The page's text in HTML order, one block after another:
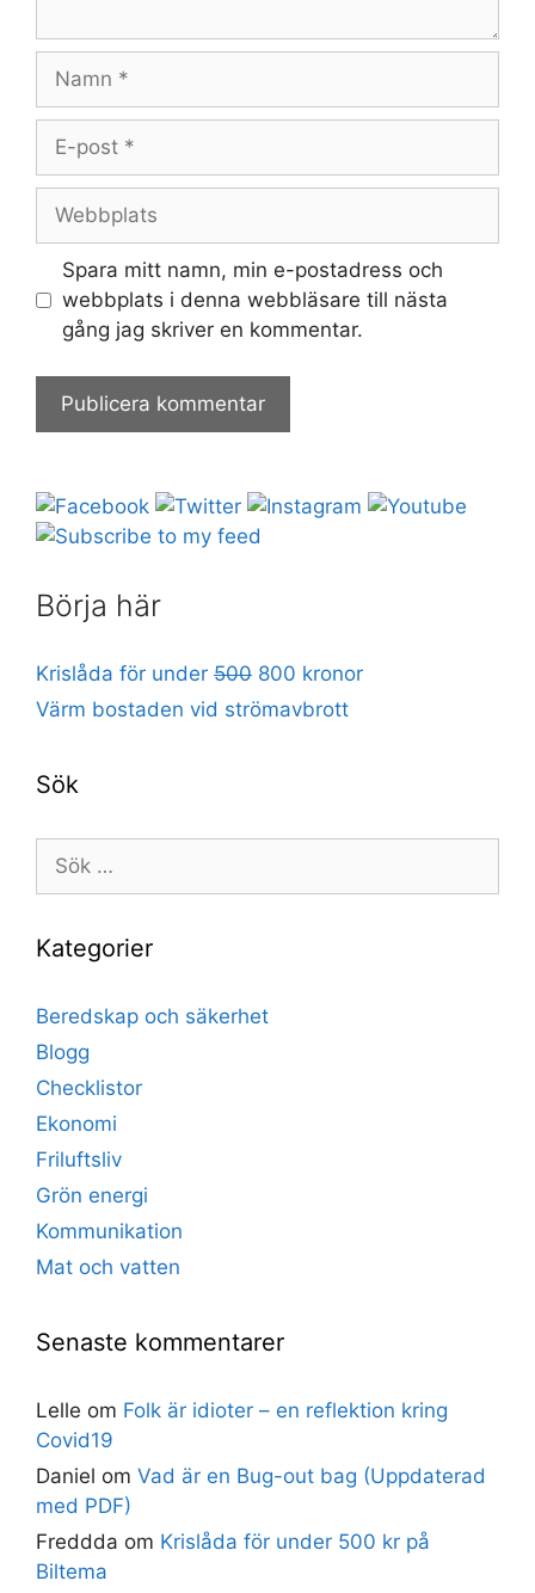
Namn
Webbplats
Spara mitt namn, min e-postadress och
webbplats i denna webbläsare till nästa
gång jag skriver en kommentar.
Börja här
Krislåda för under 500 800 kronor
Värm bostaden vid strömavbrott
Sök
efter:
Kategorier
Beredskap och säkerhet
Blogg
Checklistor
Ekonomi
Friluftsliv
Grön energi
Kommunikation
Mat och vatten
Senaste kommentarer
Lelle om Folk är idioter – en reflektion kring
Covid19
Daniel om Vad är en Bug-out bag (Uppdaterad
med PDF)
Freddda om Krislåda för under 500 kr på
Biltema